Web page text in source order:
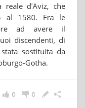
reale d'Aviz, che
al 1580. Fra le
ad avere il
discendenti, di
sostituita da
Gotha.
0
0